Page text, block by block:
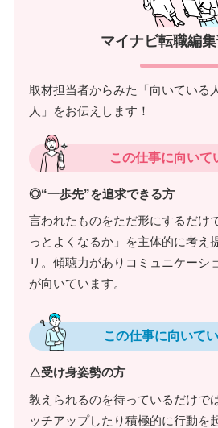
マイナビ転職編
取材担当者からみた「向いている
人」をお伝えします！
この仕事に向いて
◎“一歩先”を追求できる方
言われたものをただ形にするだけ
っとよくなるか」を主体的に考え
リ。傾聴力がありコミュニケーシ
が向いています。
この仕事に向いて
△受け身姿勢の方
教えられるのを待っているだけで
ッチアップしたり積極的に行動を